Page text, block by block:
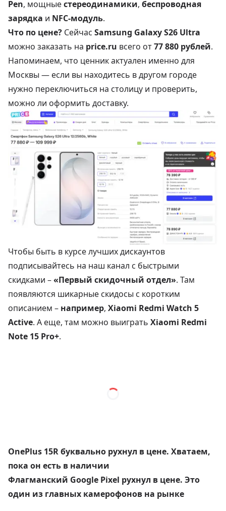
Pen, мощныестереодинамики, беспроводная
зарядка и NFC-модуль.
Что по цене? Сейчас Samsung Galaxy S26 Ultra
можно заказать на price.ru всего от77 880 рублей.
Напоминаем, что ценник актуален именно для
Москвы — если вы находитесь в другом городе
нужно переключиться на столицу и проверить,
можно ли оформить доставку.
Чтобы быть в курсе лучших дискаунтов
подписывайтесь на наш канал с быстрыми
скидками –«Первый скидочный отдел». Там
появляются шикарные скидосы с коротким
описанием – например, Xiaomi Redmi Watch 5
Active. А еще, там можно выиграть Xiaomi Redmi
Note 15 Pro+.
OnePlus 15R буквально рухнул в цене. Хватаем,
пока он есть в наличии
Флагманский Google Pixel рухнул в цене. Это
один из главных камерофонов на рынке